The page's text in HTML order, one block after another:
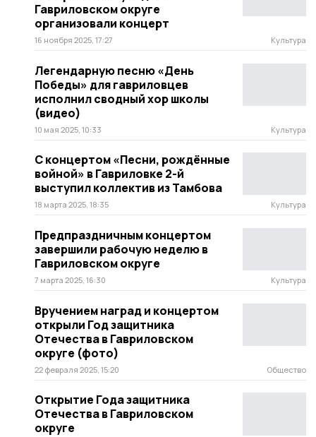
Гавриловском округе
организовали концерт
16 ноября 2025, 17:27 Культура
Легендарную песню «День
Победы» для гавриловцев
исполнил сводный хор школы
(видео)
10 мая 2025, 10:33 Культура
С концертом «Песни, рождённые
войной» в Гавриловке 2-й
выступил коллектив из Тамбова
18 марта 2025, 18:35 Культура
Предпраздничным концертом
завершили рабочую неделю в
Гавриловском округе
7 марта 2025, 16:30 Культура
Вручением наград и концертом
открыли Год защитника
Отечества в Гавриловском
округе (фото)
22 февраля 2025, 15:20 Общество
Открытие Года защитника
Отечества в Гавриловском
округе